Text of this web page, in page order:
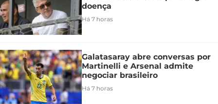
doença
Há 7 horas
Galatasaray abre conversas por
Martinelli e Arsenal admite
negociar brasileiro
Há 7 horas